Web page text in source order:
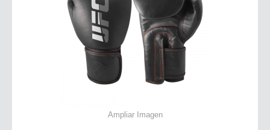
Ampliar Imagen